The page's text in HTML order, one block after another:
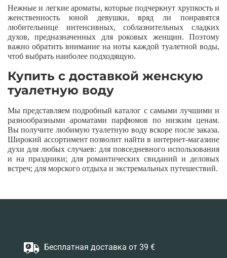
Нежные и легкие ароматы, которые подчеркнут хрупкость и
женственность юной девушки, вряд ли понравятся
любительнице интенсивных, соблазнительных сладких
духов, предназначенных для роковых женщин. Поэтому
важно обратить внимание на ноты каждой туалетной воды,
чтоб выбрать наиболее подходящую.
Купить с доставкой женскую
туалетную воду
Мы представляем подробный каталог с самыми лучшими и
разнообразными ароматами парфюмов по низким ценам.
Вы получите любимую туалетную воду вскоре после заказа.
Широкий ассортимент позволит найти в интернет-магазине
духи для любых случаев: для повседневного использования
и на праздники; для романтических свиданий и деловых
встреч; для морского отдыха и экстремальных путешествий.
Бесплатная доставка от 39 €